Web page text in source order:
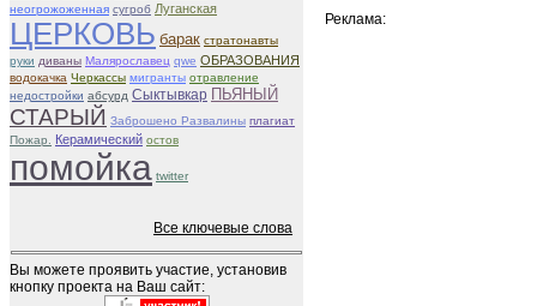
неогрожоженная сугроб Луганская
ЦЕРКОВЬ барак стратонавты
руки диваны Малярославец qwe ОБРАЗОВАНИЯ
водокачка Черкассы мигранты отравление
недостройки абсурд Сыктывкар ПЬЯНЫЙ
СТАРЫЙ Заброшено Развалины плагиат
Пожар.
Керамический остов
помойка twitter
Все ключевые слова
Вы можете проявить участие, установив
кнопку проекта на Ваш сайт:
Реклама: